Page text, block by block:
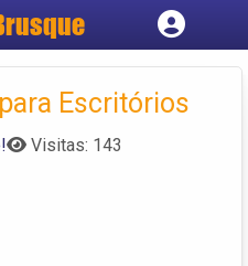
empresa
contaEscritórios
Visitas: 143